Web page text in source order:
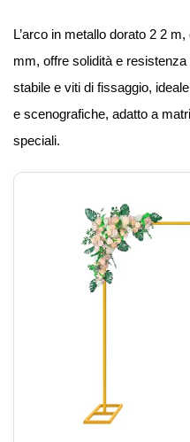
L’arco in metallo dorato 2 2
mm, offre solidità e
stabile e viti di fissaggio,
e scenografiche, adatto a
speciali.